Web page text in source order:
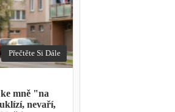
Přečtěte Si Dále
mně "na
nevaří,